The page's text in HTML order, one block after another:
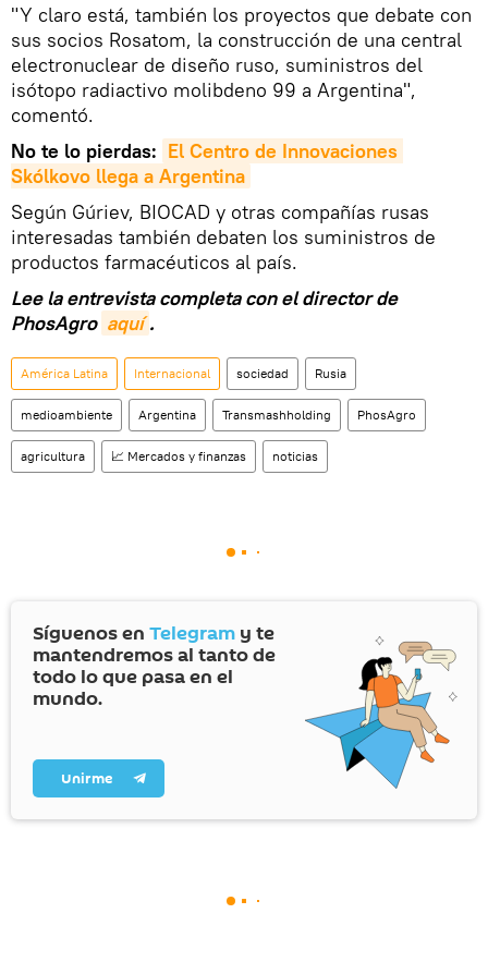
"Y claro está, también los proyectos que debate con
sus socios Rosatom, la construcción de una central
electronuclear de diseño ruso, suministros del
isótopo radiactivo molibdeno 99 a Argentina",
comentó.
No te lo pierdas:
Skólkovo llega a Argentina
Según Gúriev, BIOCAD y otras compañías rusas
interesadas también debaten los suministros de
productos farmacéuticos al país.
Lee la entrevista completa con el director de
PhosAgro aquí .
América Latina Internacional sociedad Rusia
medioambiente Argentina Transmashholding PhosAgro
agricultura 📈 Mercados y finanzas noticias
Síguenos en Telegram y te
mantendremos al tanto de
todo lo que pasa en el
mundo.
Unirme